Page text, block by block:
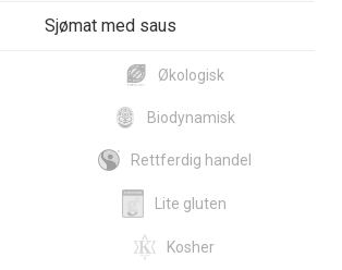
Sjømat med saus
Økologisk
Biodynamisk
Rettferdig handel
Lite gluten
Kosher